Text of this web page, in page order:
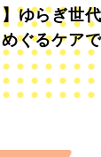
ゆらぎ世
ぐるケア